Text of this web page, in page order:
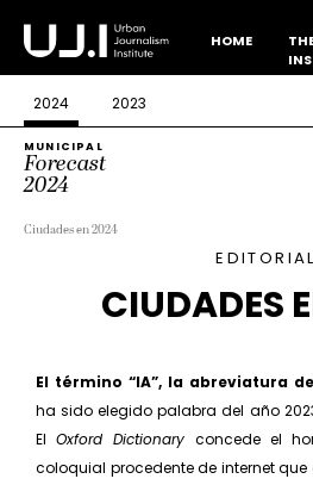
HOME
2024 2023
MUNICIPAL
Forecast
2024
Ciudades en 2024
EDITORIAL
CIUDADES
El término “IA”, la abreviatura
ha sido elegido palabra del año
El Oxford Dictionary concede el
coloquial procedente de inter­net